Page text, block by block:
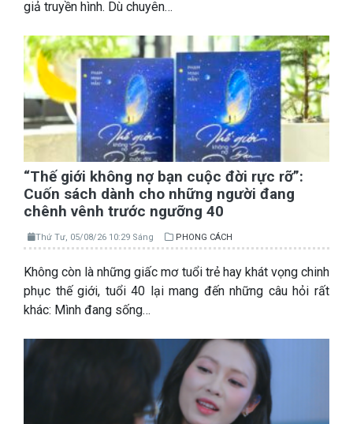
giả truyền hình. Dù chuyên…
“Thế giới không nợ bạn cuộc đời rực rỡ”:
Cuốn sách dành cho những người đang
chênh vênh trước ngưỡng 40
Thứ Tư, 05/08/26 10:29 Sáng PHONG CÁCH
Không còn là những giấc mơ tuổi trẻ hay khát vọng chinh
phục thế giới, tuổi 40 lại mang đến những câu hỏi rất
khác: Mình đang sống…